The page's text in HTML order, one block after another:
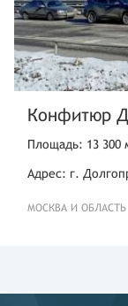
Конфитюр
Площадь: 13 300
Адрес: г.
МОСКВА И ОБЛАСТЬ